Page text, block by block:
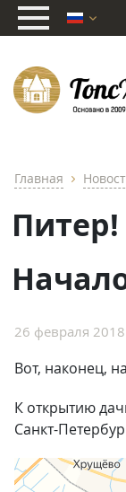
Главная chevron_right
26 февраля 2018
Вот, наконец,
К открытию
Санкт-